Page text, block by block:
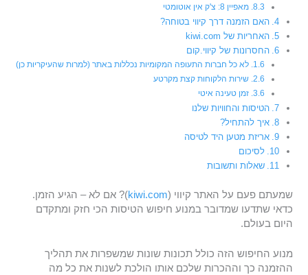
מאפיין 8: צ'ק אין אוטומטי
האם הזמנה דרך קיווי בטוחה?
האחריות של kiwi.com
החסרונות של קיווי.קום
לא כל חברות התעופה המקומיות נכללות באתר (למרות שהעיקריות כן)
שירות הלקוחות קצת מקרטע
זמן טעינה איטי
הטיסות והחוויות שלנו
איך להתחיל?
אריזת מטען היד לטיסה
לסיכום
שאלות ותשובות
שמעתם פעם על האתר קיווי (kiwi.com)? אם לא – הגיע הזמן.
כדאי שתדעו שמדובר במנוע חיפוש הטיסות הכי חזק ומתקדם
היום בעולם.
מנוע החיפוש הזה כולל תכונות שונות שמשפרות את תהליך
ההזמנה כך וההכרות שלכם אותו הולכת לשנות את כל מה